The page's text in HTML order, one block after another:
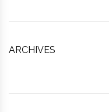
ARCHIVES